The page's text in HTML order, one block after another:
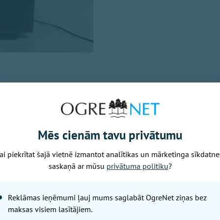
skaidro, ka konkurss par tiesībām no 2027. gada
noslēdzās bez rezultāta, jo nepieteicās
pašreizējo pakalpojumu beidzas 2026. gada 31.
nepiedalījās.
sešas programmas
un korporatīvās komunikācijas vadītāja Laura
modelis nebija ilgtspējīgs. Tas paredzēja
Mēs cienām tavu privātumu
piekrītat šajā vietnē izmantot analītikas un mārketinga
saskaņā ar mūsu privātuma politiku?
Reklāmas ieņēmumi ļauj mums saglabāt OgreNet ziņas bez
maksas visiem lasītājiem.